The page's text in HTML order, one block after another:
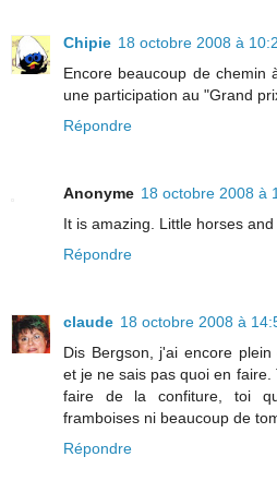
Chipie 18 octobre 2008 à
Encore beaucoup de chemin
une participation au "Grand
Répondre
Anonyme 18 octobre 2008 à
It is amazing. Little horses and
Répondre
claude 18 octobre 2008 à
Dis Bergson, j'ai encore
et je ne sais pas quoi en
faire de la confiture, toi
framboises ni beaucoup de
Répondre